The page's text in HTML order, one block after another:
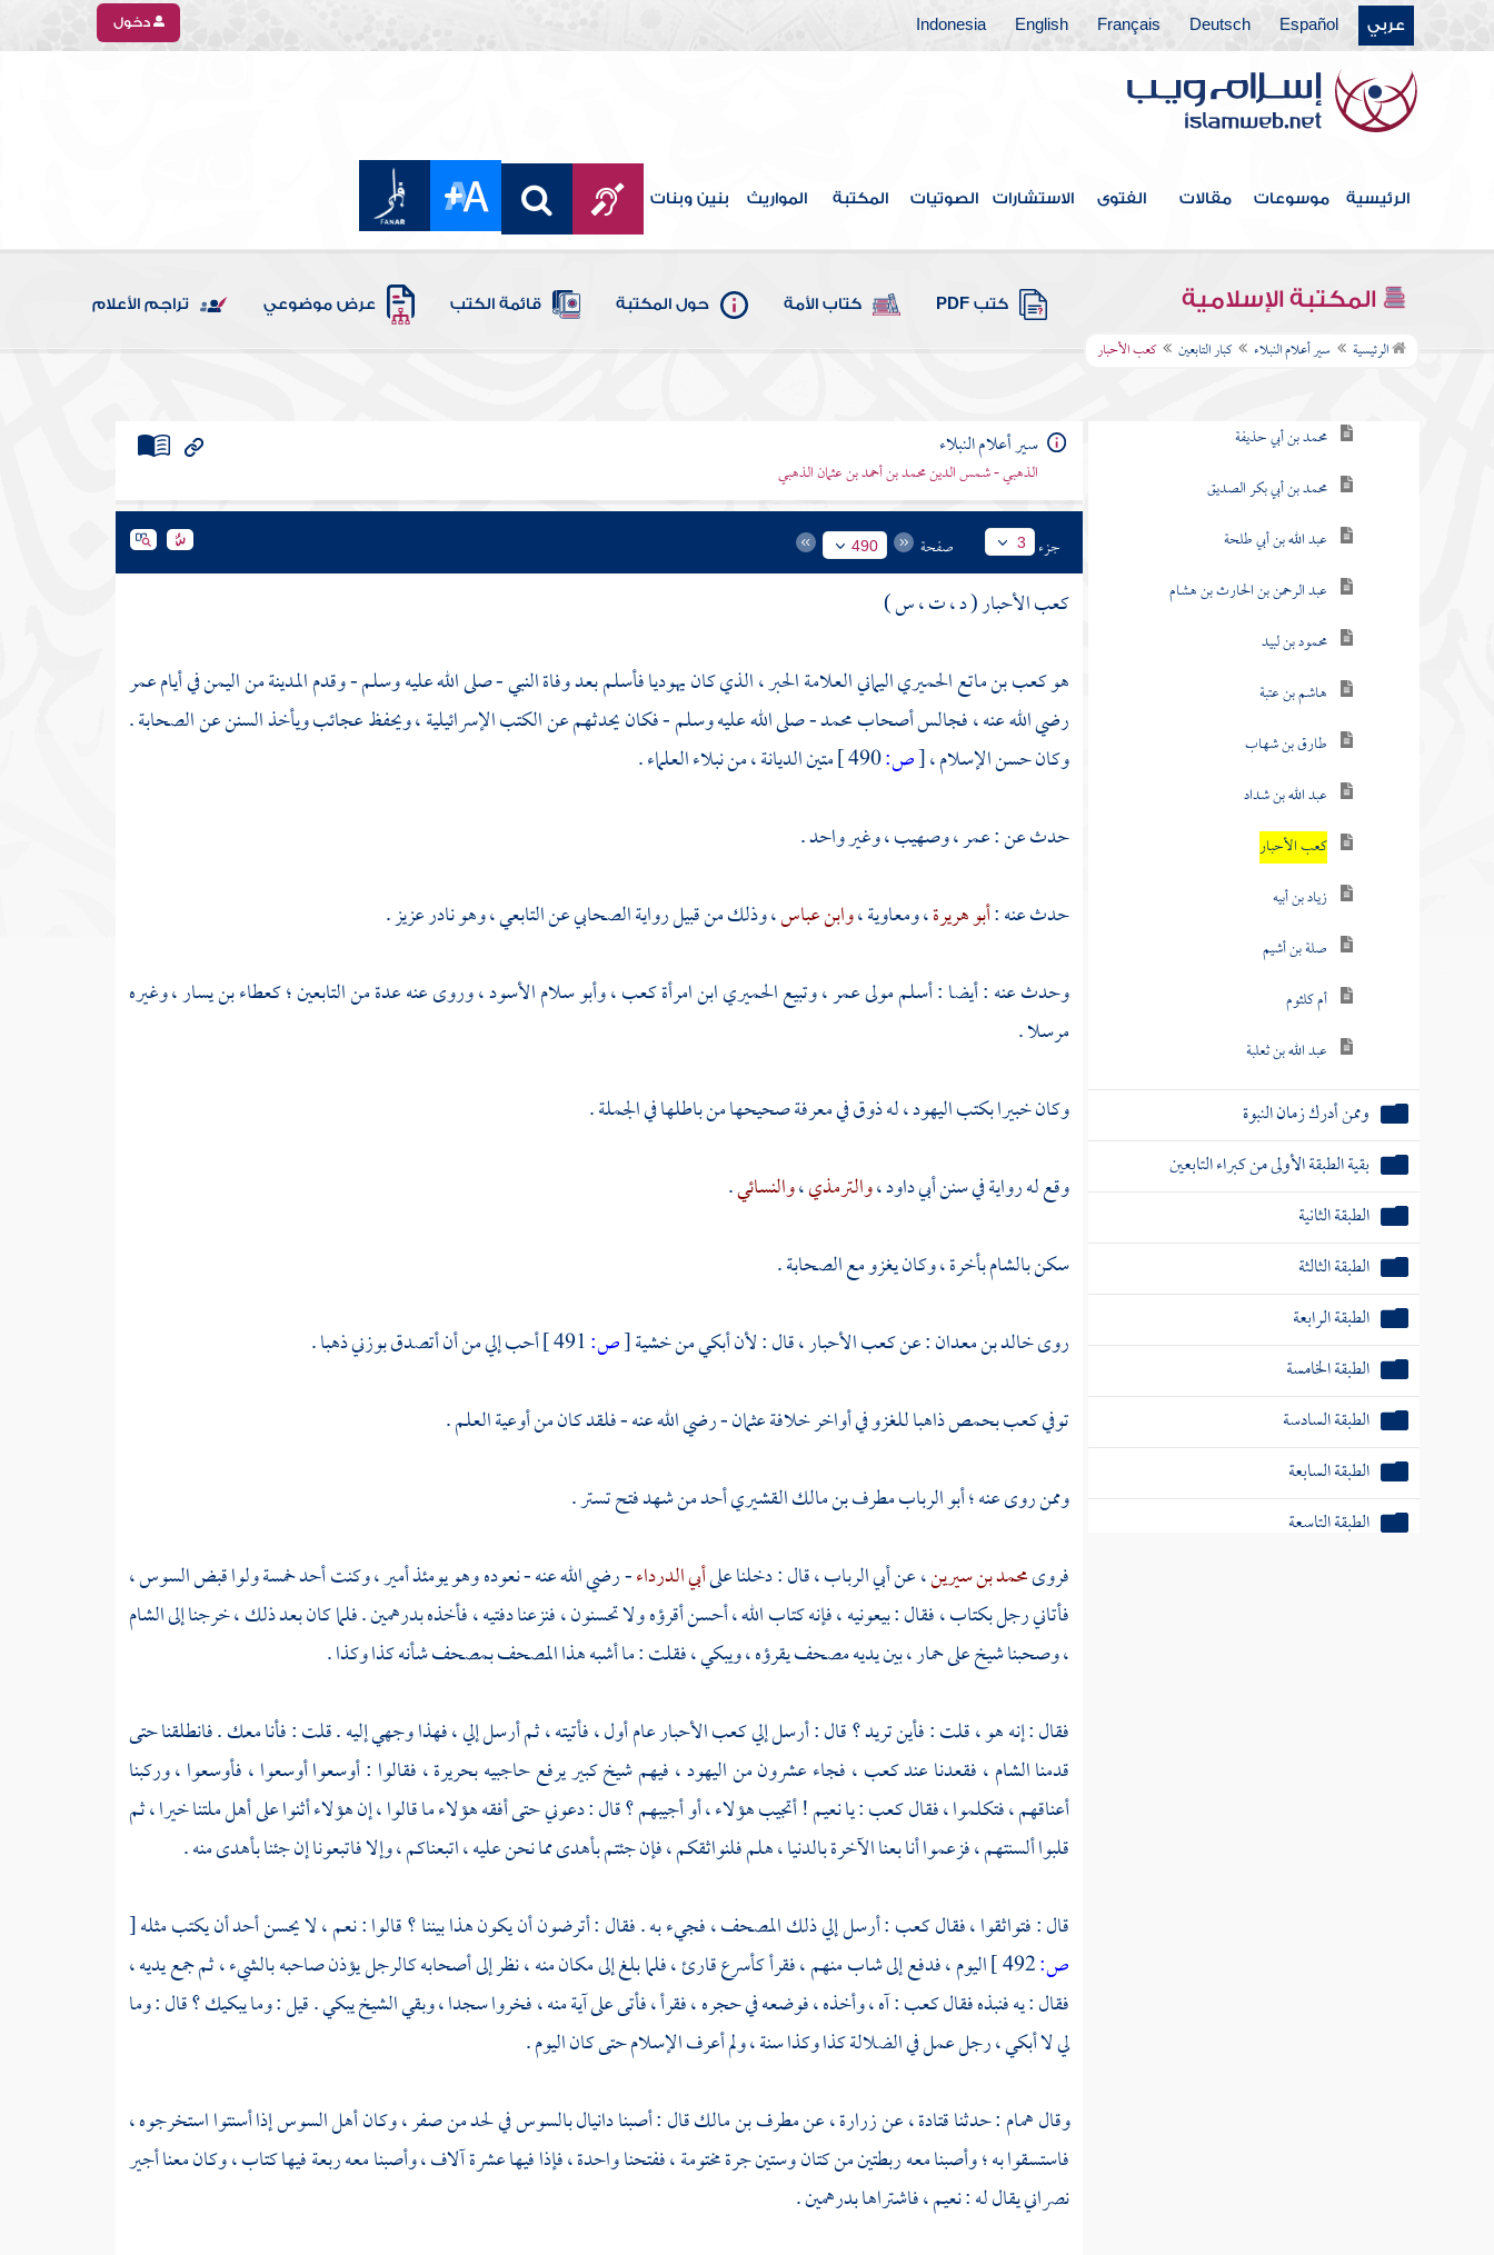
عربي Español
Deutsch
Français
English
Indonesia دخول
الرئيسية موسوعات مقالات الفتوى الاستشارات الصوتيات المكتبة المواريث بنين وبنات
المكتبة الإسلامية كتب PDF كتاب الأمة حول المكتبة قائمة الكتب عرض موضوعي تراجم الأعلام
الرئيسية سير أعلام النبلاء كبار التابعين كعب الأحبار
فهرس الكتاب
الصحابة رضوان الله عليهم
ومن بقايا صغار الصحابة
ومن صغار الصحابة
كبار التابعين
محمد بن أبي حذيفة
محمد بن أبي بكر الصديق
عبد الله بن أبي طلحة
عبد الرحمن بن الحارث بن هشام
محمود بن لبيد
هاشم بن عتبة
طارق بن شهاب
عبد الله بن شداد
كعب الأحبار
زياد بن أبيه
صلة بن أشيم
أم كلثوم
عبد الله بن ثعلبة
وممن أدرك زمان النبوة
بقية الطبقة الأولى من كبراء التابعين
الطبقة الثانية
الطبقة الثالثة
الطبقة الرابعة
الطبقة الخامسة
الطبقة السادسة
الطبقة السابعة
الطبقة التاسعة
سير أعلام النبلاء
الذهبي - شمس الدين محمد بن أحمد بن عثمان الذهبي
جزء 3 صفحة 490
كعب الأحبار ( د ، ت ، س )
هو كعب بن ماتع الحميري اليماني العلامة الحبر ، الذي كان يهوديا فأسلم بعد وفاة النبي - صلى الله عليه وسلم - وقدمالمدينةمناليمنفي أيامعمر
رضي الله عنه ، فجالس أصحابمحمد- صلى الله عليه وسلم - فكان يحدثهم عن الكتب الإسرائيلية ، ويحفظ عجائب ويأخذ السنن عن الصحابة .
وكان حسن الإسلام ،[ص:
متين الديانة ، من نبلاء العلماء .
حدث عن :عمر،وصهيب، وغير واحد .
حدث عنه :أبو هريرة،ومعاوية،وابن عباس، وذلك من قبيل رواية الصحابي عن التابعي ، وهو نادر عزيز .
وحدث عنه : أيضا :أسلم مولى عمر،وتبيع الحميري ابن امرأة كعب،وأبو سلام الأسود، وروى عنه عدة من التابعين ؛كعطاء بن يسار، وغيره
مرسلا .
وكان خبيرا بكتباليهود، له ذوق في معرفة صحيحها من باطلها في الجملة .
وقع له رواية في سننأبي داود،والترمذي،والنسائي.
سكنبالشامبأخرة، وكان يغزو مع الصحابة .
روىخالد بن معدان: عنكعب الأحبار، قال : لأن أبكي من خشية[ص:
أحب إلي من أن أتصدق بوزني ذهبا .
توفيكعببحمصذاهبا للغزو في أواخر خلافةعثمان- رضي الله عنه - فلقد كان من أوعية العلم .
وممن روى عنه ؛أبو الرباب مطرف بن مالك القشيريأحد من شهد فتحتستر.
فروىمحمد بن سيرين، عنأبي الرباب، قال : دخلنا علىأبي الدرداء- رضي الله عنه - نعوده وهو يومئذ أمير ، وكنت أحد خمسة ولوا قبضالسوس،
فأتاني رجل بكتاب ، فقال : بيعونيه ، فإنه كتاب الله ، أحسن أقرؤه ولا تحسنون ، فنزعنا دفتيه ، فأخذه بدرهمين . فلما كان بعد ذلك ، خرجنا إلىالشام
، وصحبنا شيخ على حمار ، بين يديه مصحف يقرؤه ، ويبكي ، فقلت : ما أشبه هذا المصحف بمصحف شأنه كذا وكذا .
فقال : إنه هو ، قلت : فأين تريد ؟ قال : أرسل إليكعب الأحبارعام أول ، فأتيته ، ثم أرسل إلي ، فهذا وجهي إليه . قلت : فأنا معك . فانطلقنا حتى
قدمناالشام، فقعدنا عندكعب، فجاء عشرون مناليهود، فيهم شيخ كبير يرفع حاجبيه بحريرة ، فقالوا : أوسعوا أوسعوا ، فأوسعوا ، وركبنا
أعناقهم ، فتكلموا ، فقالكعب: يانعيم! أتجيب هؤلاء ، أو أجيبهم ؟ قال : دعوني حتى أفقه هؤلاء ما قالوا ، إن هؤلاء أثنوا على أهل ملتنا خيرا ، ثم
قلبوا ألسنتهم ، فزعموا أنا بعنا الآخرة بالدنيا ، هلم فلنواثقكم ، فإن جئتم بأهدى مما نحن عليه ، اتبعناكم ، وإلا فاتبعونا إن جئنا بأهدى منه .
قال : فتواثقوا ، فقالكعب: أرسل إلي ذلك المصحف ، فجيء به . فقال : أترضون أن يكون هذا بيننا ؟ قالوا : نعم ، لا يحسن أحد أن يكتب مثله[
ص:
اليوم ، فدفع إلى شاب منهم ، فقرأ كأسرع قارئ ، فلما بلغ إلى مكان منه ، نظر إلى أصحابه كالرجل يؤذن صاحبه بالشيء ، ثم جمع يديه ،
فقال : يه فنبذه فقالكعب: آه ، وأخذه ، فوضعه في حجره ، فقرأ ، فأتى على آية منه ، فخروا سجدا ، وبقي الشيخ يبكي . قيل : وما يبكيك ؟ قال : وما
لي لا أبكي ، رجل عمل في الضلالة كذا وكذا سنة ، ولم أعرف الإسلام حتى كان اليوم .
وقالهمام: حدثناقتادة، عنزرارة، عنمطرف بن مالكقال : أصبنادانيالبالسوسفي لحد من صفر ، وكانأهلالسوسإذا أسنتوا استخرجوه ،
فاستسقوا به ؛ وأصبنا معه ربطتين من كتان وستين جرة مختومة ، ففتحنا واحدة ، فإذا فيها عشرة آلاف ، وأصبنا معه ربعة فيها كتاب ، وكان معنا أجير
نصراني يقال له :نعيم، فاشتراها بدرهمين .